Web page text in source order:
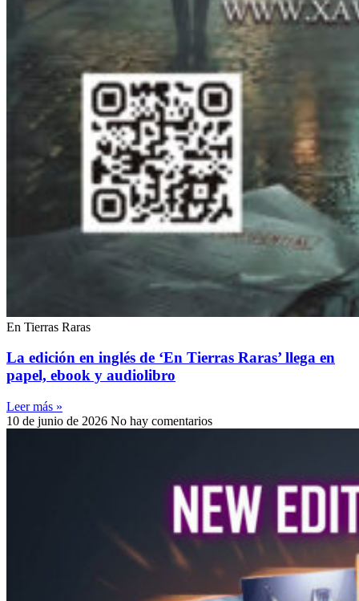
En Tierras Raras
La edición en inglés de ‘En Tierras Raras’ llega en
papel, ebook y audiolibro
Leer más »
10 de junio de 2026 No hay comentarios